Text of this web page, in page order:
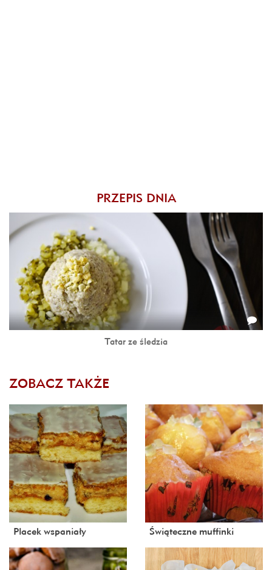
PRZEPIS DNIA
Tatar ze śledzia
ZOBACZ TAKŻE
Placek wspaniały Świąteczne muffinki